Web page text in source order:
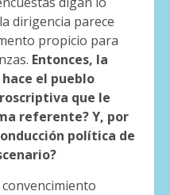
dirigencia parece
propicio para
Entonces, la
el pueblo
que le
referente? Y, por
política de